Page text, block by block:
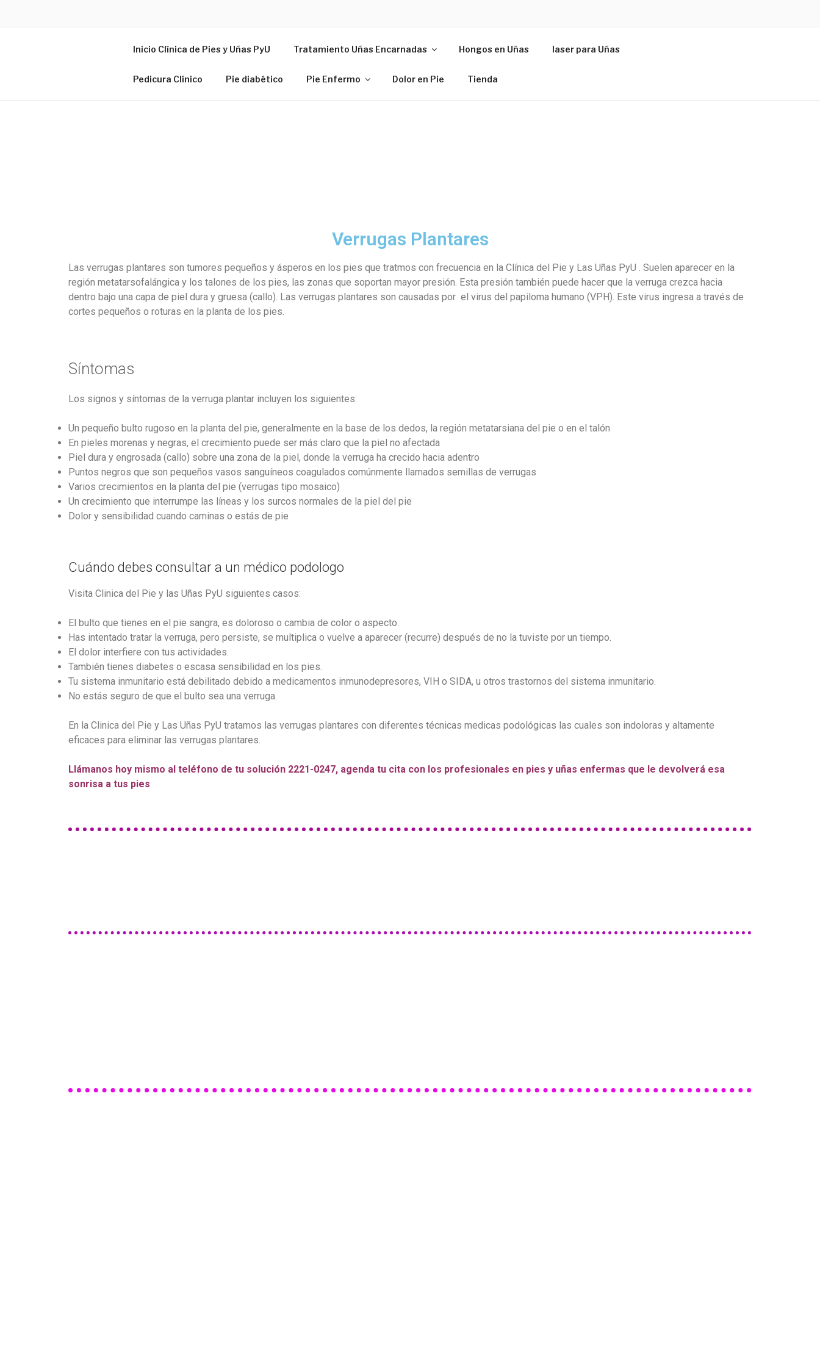
CLINICADEPIESYUÑAS.COM
Inicio Clínica de Pies y Uñas PyU Tratamiento Uñas Encarnadas Hongos en Uñas laser para Uñas
Pedicura Clínico Pie diabético Pie Enfermo Dolor en Pie Tienda
Verrugas Plantares
Las verrugas plantares son tumores pequeños y ásperos en los pies que tratmos con frecuencia en la Clínica del Pie y Las Uñas PyU . Suelen aparecer en la
región metatarsofalángica y los talones de los pies, las zonas que soportan mayor presión. Esta presión también puede hacer que la verruga crezca hacia
dentro bajo una capa de piel dura y gruesa (callo). Las verrugas plantares son causadas por el virus del papiloma humano (VPH). Este virus ingresa a través de
cortes pequeños o roturas en la planta de los pies.
Síntomas
Los signos y síntomas de la verruga plantar incluyen los siguientes:
Un pequeño bulto rugoso en la planta del pie, generalmente en la base de los dedos, la región metatarsiana del pie o en el talón
En pieles morenas y negras, el crecimiento puede ser más claro que la piel no afectada
Piel dura y engrosada (callo) sobre una zona de la piel, donde la verruga ha crecido hacia adentro
Puntos negros que son pequeños vasos sanguíneos coagulados comúnmente llamados semillas de verrugas
Varios crecimientos en la planta del pie (verrugas tipo mosaico)
Un crecimiento que interrumpe las líneas y los surcos normales de la piel del pie
Dolor y sensibilidad cuando caminas o estás de pie
Cuándo debes consultar a un médico podologo
Visita Clinica del Pie y las Uñas PyU siguientes casos:
El bulto que tienes en el pie sangra, es doloroso o cambia de color o aspecto.
Has intentado tratar la verruga, pero persiste, se multiplica o vuelve a aparecer (recurre) después de no la tuviste por un tiempo.
El dolor interfiere con tus actividades.
También tienes diabetes o escasa sensibilidad en los pies.
Tu sistema inmunitario está debilitado debido a medicamentos inmunodepresores, VIH o SIDA, u otros trastornos del sistema inmunitario.
No estás seguro de que el bulto sea una verruga.
En la Clinica del Pie y Las Uñas PyU tratamos las verrugas plantares con diferentes técnicas medicas podológicas las cuales son indoloras y altamente
eficaces para eliminar las verrugas plantares.
Llámanos hoy mismo al teléfono de tu solución 2221-0247, agenda tu cita con los profesionales en pies y uñas enfermas que le devolverá esa
sonrisa a tus pies